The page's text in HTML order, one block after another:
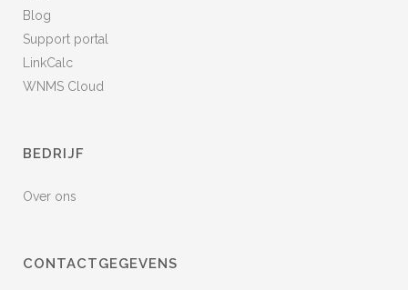
Blog
Support portal
LinkCalc
WNMS Cloud
BEDRIJF
Over ons
CONTACTGEGEVENS